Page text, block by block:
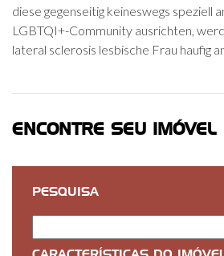
diese gegenseitig keineswegs speziell
LGBTQI+-Community ausrichten,
lateral sclerosis lesbische Frau haufig
ENCONTRE SEU IMÓVEL
PESQUISA